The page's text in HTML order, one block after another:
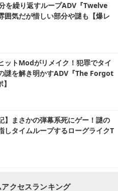
を繰り返すループADV『Twelve
気だが惜しい部分や謎も【爆レ
ットModがリメイク！犯罪でタイ
謎を解き明かすADV『The Forgot
】まさかの弾幕系死にゲー！謎の
しタイムループするローグライクT
クセスランキング